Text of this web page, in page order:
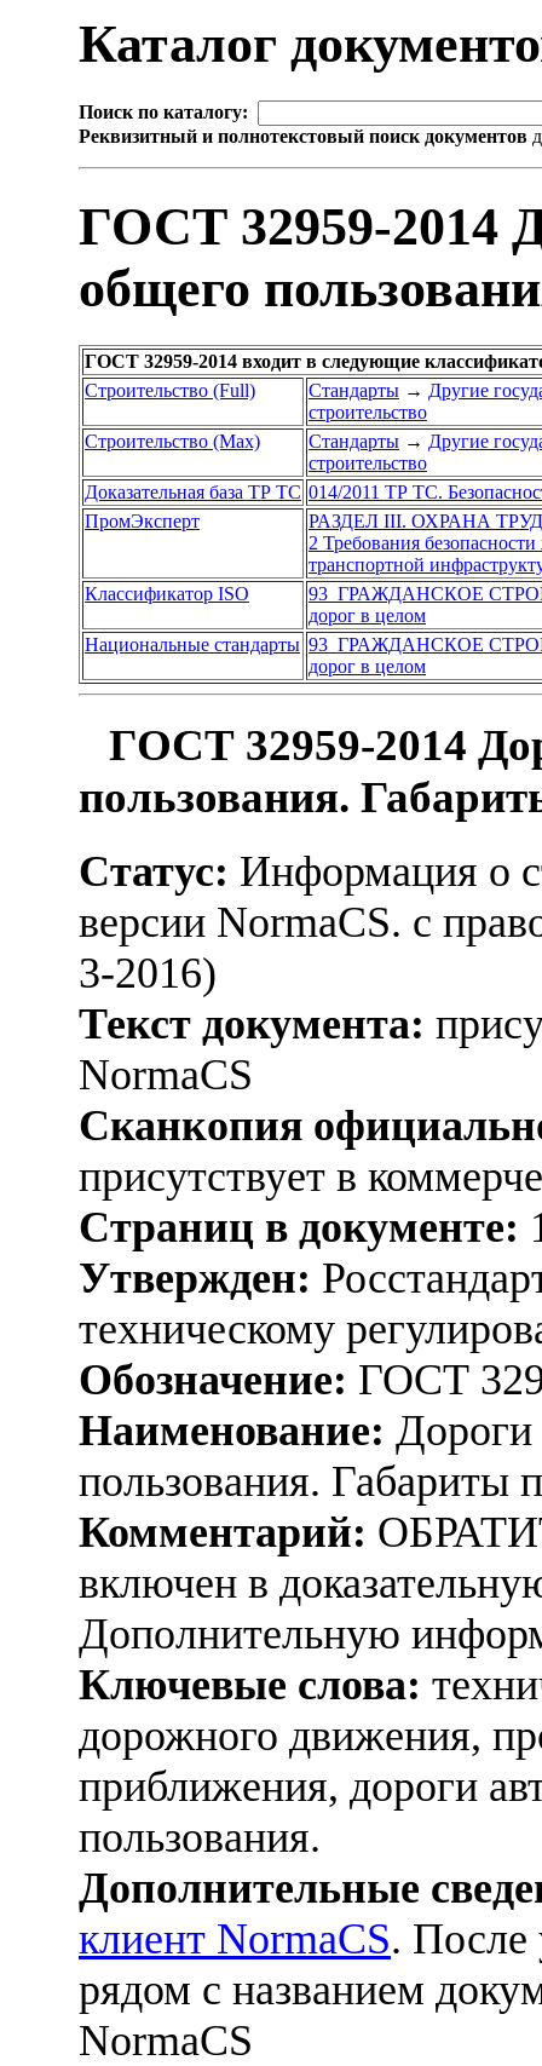
Каталог
Поиск по каталогу:
Реквизитный и полнотекстовый поиск документов
ГОСТ 32959-2014
общего
ГОСТ 32959-2014 входит в следующие
Строительство (Full)
Стандарты → Другие
строительство
Строительство (Max)
Стандарты → Другие
строительство
Доказательная база ТР ТС 014/2011 ТР ТС.
ПромЭксперт
РАЗДЕЛ III. ОХРАНА
2 Требования
транспортной
Классификатор ISO
93 ГРАЖДАНСКОЕ
дорог в целом
Национальные стандарты 93 ГРАЖДАНСКОЕ
дорог в целом
ГОСТ 32959-2014
пользования.
Статус: Информация о
версии NormaCS. с
3-2016)
Текст документа:
NormaCS
Сканкопия
присутствует в
Страниц в документе:
Утвержден:
техническому
Обозначение: ГОСТ
Наименование:
пользования. Габариты
Комментарий:
включен в
Дополнительную
Ключевые слова:
дорожного движения,
приближения, дороги
пользования.
Дополнительные
клиент NormaCS. После
рядом с названием
NormaCS